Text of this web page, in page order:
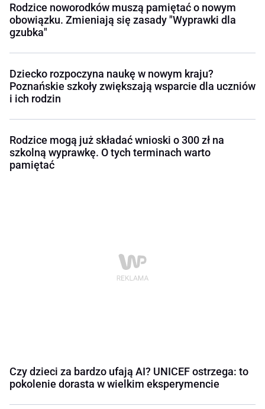
Rodzice noworodków muszą pamiętać o nowym
obowiązku. Zmieniają się zasady "Wyprawki dla
gzubka"
Dziecko rozpoczyna naukę w nowym kraju?
Poznańskie szkoły zwiększają wsparcie dla uczniów
i ich rodzin
Rodzice mogą już składać wnioski o 300 zł na
szkolną wyprawkę. O tych terminach warto
pamiętać
Czy dzieci za bardzo ufają AI? UNICEF ostrzega: to
pokolenie dorasta w wielkim eksperymencie